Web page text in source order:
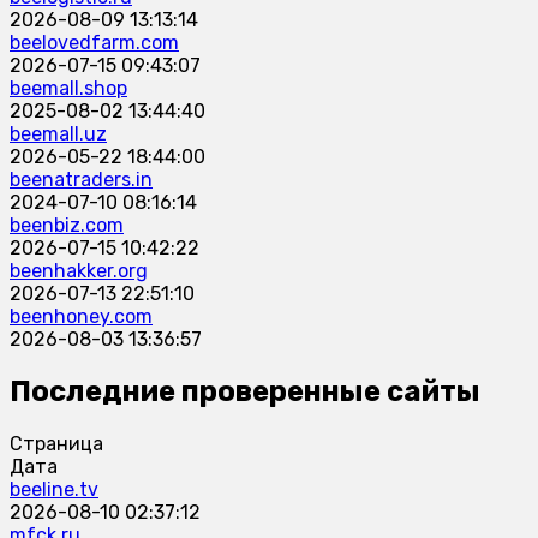
2026-08-09 13:13:14
beelovedfarm.com
2026-07-15 09:43:07
beemall.shop
2025-08-02 13:44:40
beemall.uz
2026-05-22 18:44:00
beenatraders.in
2024-07-10 08:16:14
beenbiz.com
2026-07-15 10:42:22
beenhakker.org
2026-07-13 22:51:10
beenhoney.com
2026-08-03 13:36:57
Последние проверенные сайты
Страница
Дата
beeline.tv
2026-08-10 02:37:12